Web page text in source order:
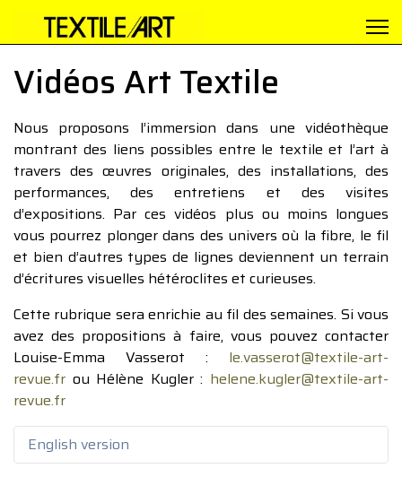
Vidéos Art Textile
Nous proposons l’immersion dans une vidéothèque
montrant des liens possibles entre le textile et l’art à
travers des œuvres originales, des installations, des
performances, des entretiens et des visites
d’expositions. Par ces vidéos plus ou moins longues
vous pourrez plonger dans des univers où la fibre, le fil
et bien d’autres types de lignes deviennent un terrain
d’écritures visuelles hétéroclites et curieuses.
Cette rubrique sera enrichie au fil des semaines. Si vous
avez des propositions à faire, vous pouvez contacter
Louise-Emma Vasserot : le.vasserot@textile-art-
revue.fr ou Hélène Kugler : helene.kugler@textile-art-
revue.fr
English version